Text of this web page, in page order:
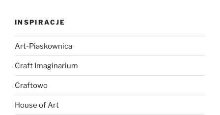
INSPIRACJE
Art-Piaskownica
Craft Imaginarium
Craftowo
House of Art